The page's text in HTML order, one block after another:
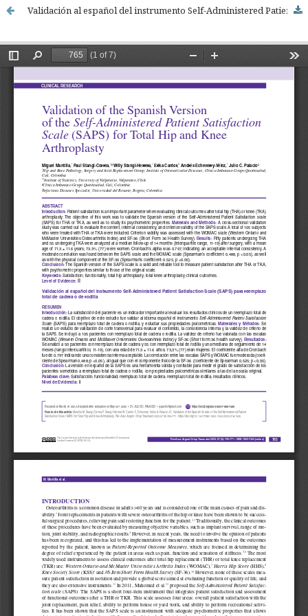
Validación al español del instrumento Self-Administered Patient Satisfaction Scale (SAPS) para reemplazo total de cadera o de rodilla